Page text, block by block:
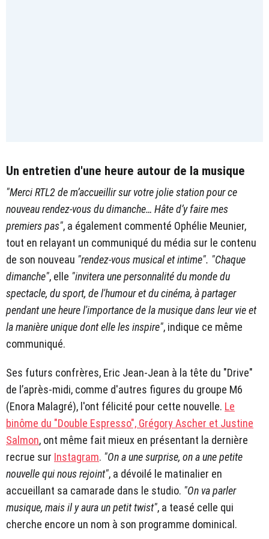
Un entretien d'une heure autour de la musique
"Merci RTL2 de m’accueillir sur votre jolie station pour ce
nouveau rendez-vous du dimanche… Hâte d’y faire mes
premiers pas", a également commenté Ophélie Meunier,
tout en relayant un communiqué du média sur le contenu
de son nouveau "rendez-vous musical et intime". "Chaque
dimanche", elle "invitera une personnalité du monde du
spectacle, du sport, de l'humour et du cinéma, à partager
pendant une heure l'importance de la musique dans leur vie et
la manière unique dont elle les inspire", indique ce même
communiqué.
Ses futurs confrères, Eric Jean-Jean à la tête du "Drive"
de l’après-midi, comme d'autres figures du groupe M6
(Enora Malagré), l'ont félicité pour cette nouvelle. Le
binôme du "Double Espresso", Grégory Ascher et Justine
Salmon, ont même fait mieux en présentant la dernière
recrue sur Instagram. "On a une surprise, on a une petite
nouvelle qui nous rejoint", a dévoilé le matinalier en
accueillant sa camarade dans le studio. "On va parler
musique, mais il y aura un petit twist", a teasé celle qui
cherche encore un nom à son programme dominical.